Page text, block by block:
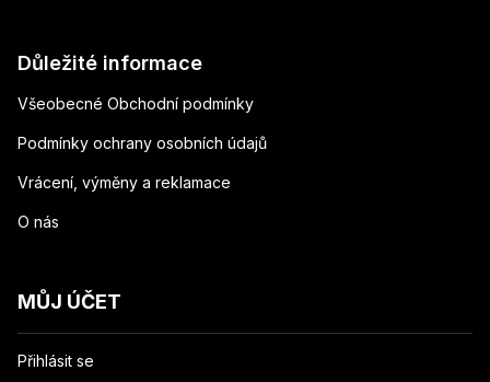
Důležité informace
Všeobecné Obchodní podmínky
Podmínky ochrany osobních údajů
Vrácení, výměny a reklamace
O nás
MŮJ ÚČET
Přihlásit se